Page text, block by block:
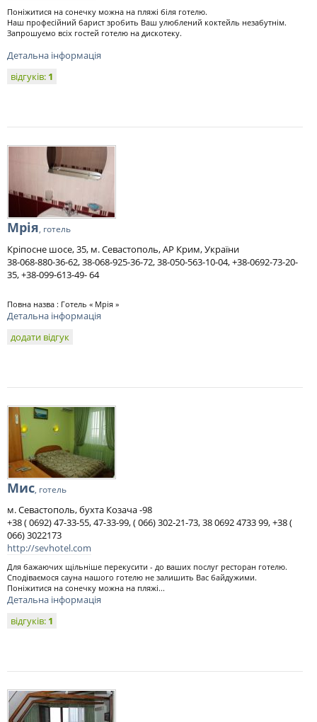
Поніжитися на сонечку можна на пляжі біля готелю.
Наш професійний барист зробить Ваш улюблений коктейль незабутнім.
Запрошуємо всіх гостей готелю на дискотеку.
Детальна інформація
відгуків: 1
Мрія, готель
Кріпосне шосе, 35, м. Севастополь, АР Крим, України
38-068-880-36-62, 38-068-925-36-72, 38-050-563-10-04, +38-0692-73-20-
35, +38-099-613-49- 64
Повна назва : Готель « Мрія »
Детальна інформація
додати відгук
Мис, готель
м. Севастополь, бухта Козача -98
+38 ( 0692) 47-33-55, 47-33-99, ( 066) 302-21-73, 38 0692 4733 99, +38 (
066) 3022173
http://sevhotel.com
Для бажаючих щільніше перекусити - до ваших послуг ресторан готелю.
Сподіваємося сауна нашого готелю не залишить Вас байдужими.
Поніжитися на сонечку можна на пляжі...
Детальна інформація
відгуків: 1